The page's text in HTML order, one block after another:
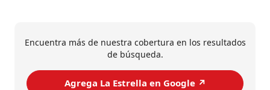
Encuentra más de nuestra cobertura en los resultados
de búsqueda.
Agrega La Estrella en Google ↗️